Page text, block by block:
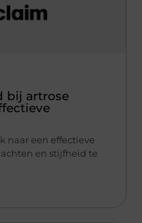
bij artrose
naar een effectieve
en stijfheid te